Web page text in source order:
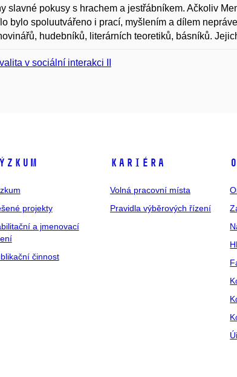
slavné pokusy s hrachem a jestřábníkem. Ačkoliv
bylo spoluutvářeno i prací, myšlením a dílem
hudebníků, literárních teoretiků, básníků.
v sociální interakci II
projekty
a jmenovací
činnost
Kariéra
Volná pracovní místa
Pravidla výběrových řízení